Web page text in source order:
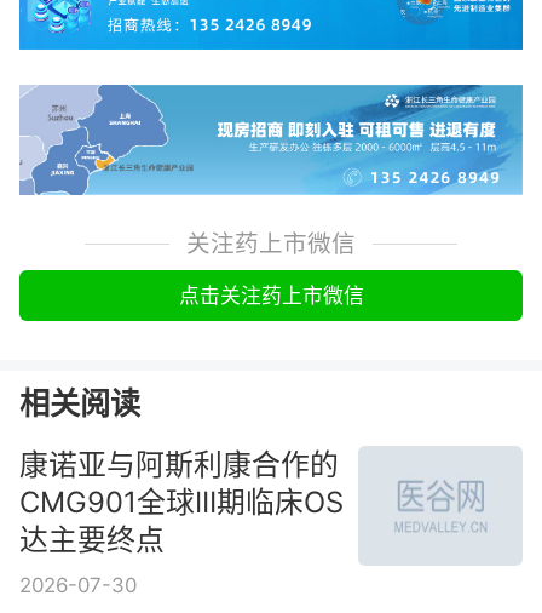
关注药上市微信
点击关注药上市微信
相关阅读
康诺亚与阿斯利康合作的
CMG901全球III期临床OS
达主要终点
2026-07-30